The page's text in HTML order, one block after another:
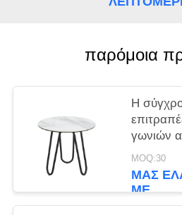
παρόμοια
Η
γωνιών
MOQ:30
ΜΑΣ
ΜΕ